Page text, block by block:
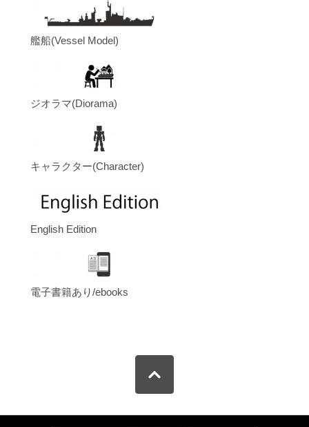
艦船(Vessel Model)
ジオラマ(Diorama)
キャラクター(Character)
English Edition
電子書籍あり/ebooks